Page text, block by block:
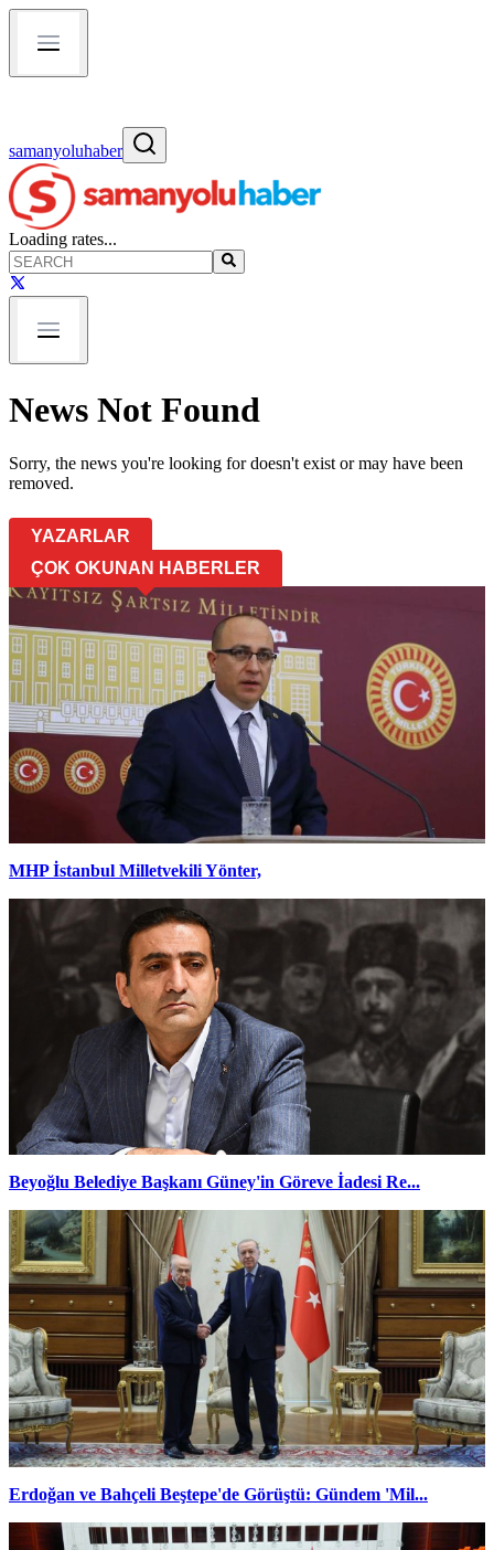
samanyoluhaber
Loading rates...
News Not Found
Sorry, the news you're looking for doesn't exist or may have been
removed.
YAZARLAR
ÇOK OKUNAN HABERLER
MHP İstanbul Milletvekili Yönter,
Beyoğlu Belediye Başkanı Güney'in Göreve İadesi Re...
Erdoğan ve Bahçeli Beştepe'de Görüştü: Gündem 'Mil...